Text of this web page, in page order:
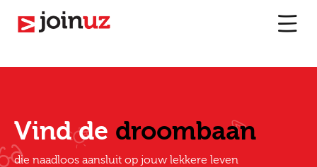
Vind de droombaan
die naadloos aansluit op jouw lekkere leven